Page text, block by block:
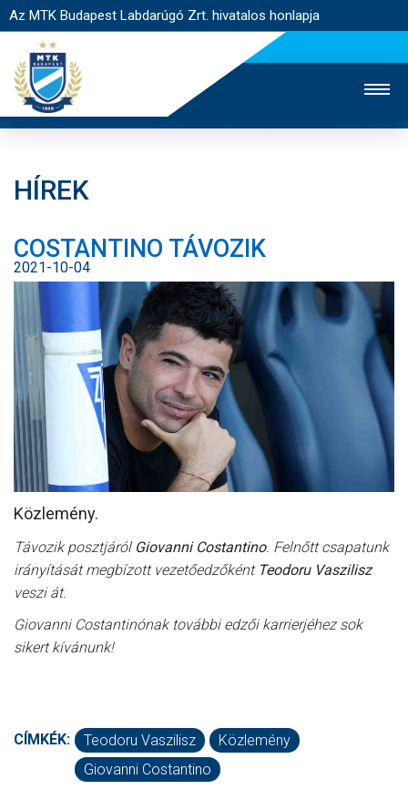
Az MTK Budapest Labdarúgó Zrt. hivatalos honlapja
JEGYÉRTÉKESÍTÉS
WEBSHOP
EGYESÜLET
KAPCSOLAT
NYITÓLAP
HÍREK
CSAPATOK
MÉRKŐZÉSEK
KLUB
SZURKOLÓI ÉLMÉNYEK
AKKREDITÁCIÓ
HÍREK
COSTANTINO TÁVOZIK
2021-10-04
Közlemény.
Távozik posztjáról Giovanni Costantino. Felnőtt csapatunk
irányítását megbízott vezetőedzőként Teodoru Vaszilisz
veszi át.
Giovanni Costantinónak további edzői karrierjéhez sok
sikert kívánunk!
CÍMKÉK: Teodoru Vaszilisz
Közlemény
Giovanni Costantino